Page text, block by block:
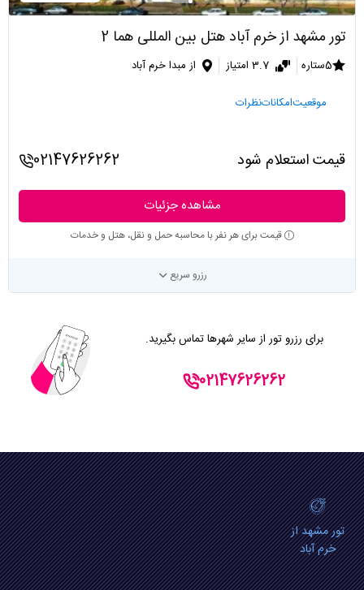
تور مشهد از خرم آباد هتل بین المللی هما 2
5ستاره 3.7 امتیاز از مبدا خرم آباد
موقعیتامکاناتنظرات
قیمت استعلام شود 02147626262
مشاهده جزئیات
قیمت برای هر نفر با محاسبه حمل و نقل، هتل و خدمات
رزرو سریع
برای رزرو تور از سایر شهرها تماس بگیرید.
02147626262
تور مشهد از
خرم آباد